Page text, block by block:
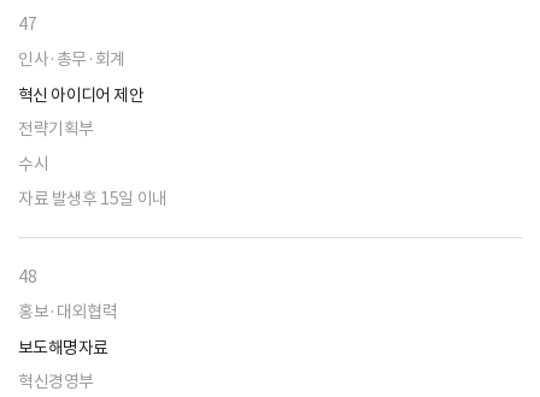
47
인사·총무·회계
혁신 아이디어 제안
전략기획부
수시
자료 발생후 15일 이내
48
홍보·대외협력
보도해명자료
혁신경영부